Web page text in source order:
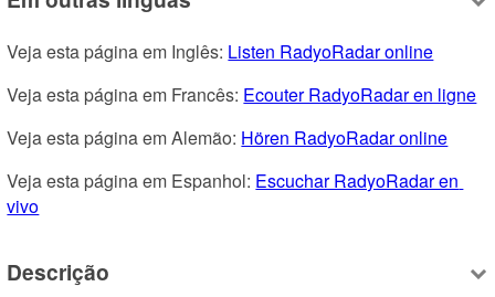
Veja esta página em Inglês: Listen RadyoRadar online
Veja esta página em Francês: Ecouter RadyoRadar en ligne
Veja esta página em Alemão: Hören RadyoRadar online
Veja esta página em Espanhol: Escuchar RadyoRadar en
vivo
Descrição